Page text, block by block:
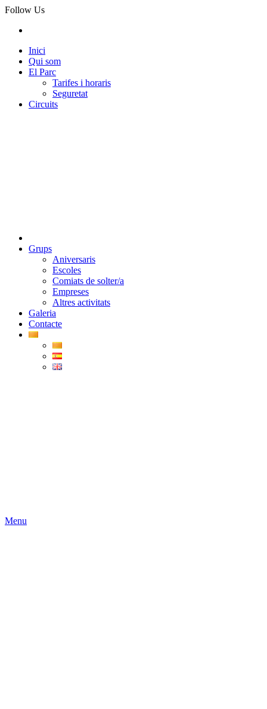
Follow Us
Inici
Qui som
El Parc
Tarifes i horaris
Seguretat
Circuits
Grups
Aniversaris
Escoles
Comiats de solter/a
Empreses
Altres activitats
Galeria
Contacte
Menu